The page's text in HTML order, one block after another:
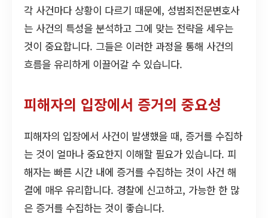
각 사건마다 상황이 다르기 때문에, 성범죄전문변호사
는 사건의 특성을 분석하고 그에 맞는 전략을 세우는
것이 중요합니다. 그들은 이러한 과정을 통해 사건의
흐름을 유리하게 이끌어갈 수 있습니다.
피해자의 입장에서 증거의 중요성
피해자의 입장에서 사건이 발생했을 때, 증거를 수집하
는 것이 얼마나 중요한지 이해할 필요가 있습니다. 피
해자는 빠른 시간 내에 증거를 수집하는 것이 사건 해
결에 매우 유리합니다. 경찰에 신고하고, 가능한 한 많
은 증거를 수집하는 것이 좋습니다.